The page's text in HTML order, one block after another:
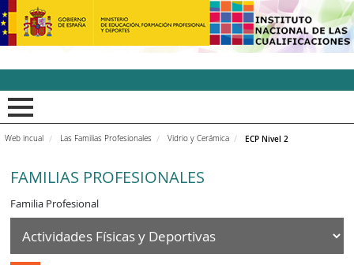
INCUAl - Instituto
Web incual Las Familias Profesionales Vidrio y Cerámica ECP Nivel 2
FAMILIAS PROFESIONALES
Familia Profesional